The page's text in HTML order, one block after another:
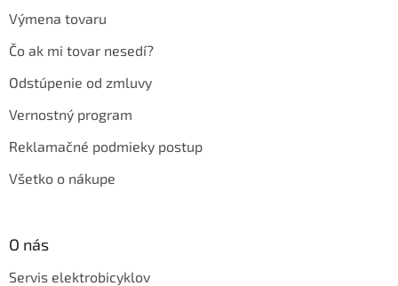
Výmena tovaru
Čo ak mi tovar nesedí?
Odstúpenie od zmluvy
Vernostný program
Reklamačné podmieky postup
Všetko o nákupe
O nás
Servis elektrobicyklov